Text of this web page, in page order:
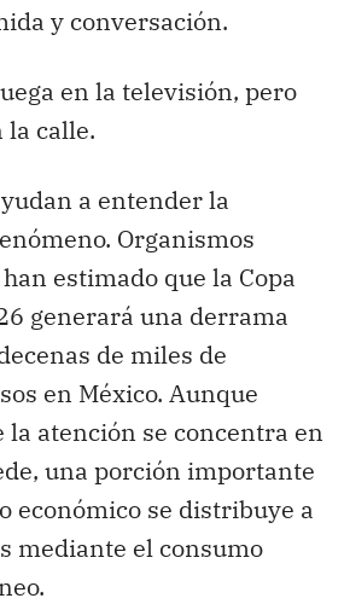
y conversación.
en la televisión, pero
la calle.
a entender la
Organismos
estimado que la Copa
generará una derrama
de miles de
en México. Aunque
la atención se concentra en
una porción importante
económico se distribuye a
mediante el consumo